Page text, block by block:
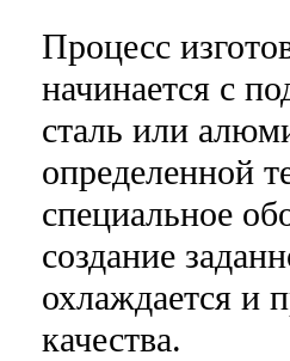
Процесс
начинается с
сталь или
определенной
специальное
создание
охлаждается и
качества.